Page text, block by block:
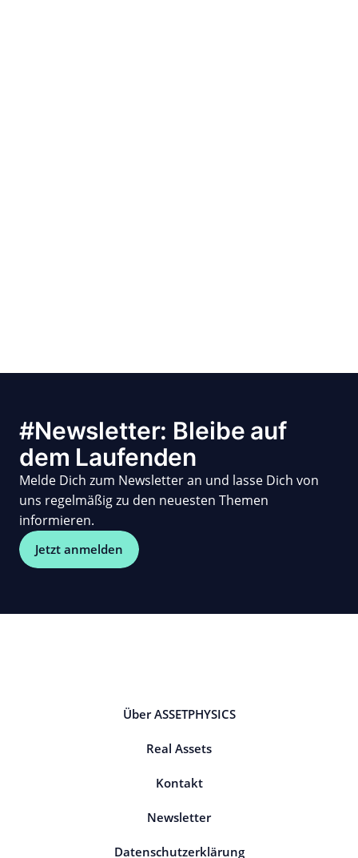
#Newsletter: Bleibe auf
dem Laufenden
Melde Dich zum Newsletter an und lasse Dich von
uns regelmäßig zu den neuesten Themen
informieren.
Jetzt anmelden
Über ASSETPHYSICS
Real Assets
Kontakt
Newsletter
Datenschutzerklärung